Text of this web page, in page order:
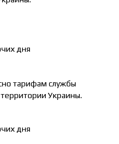
дня
тарифам службы
Украины.
дня